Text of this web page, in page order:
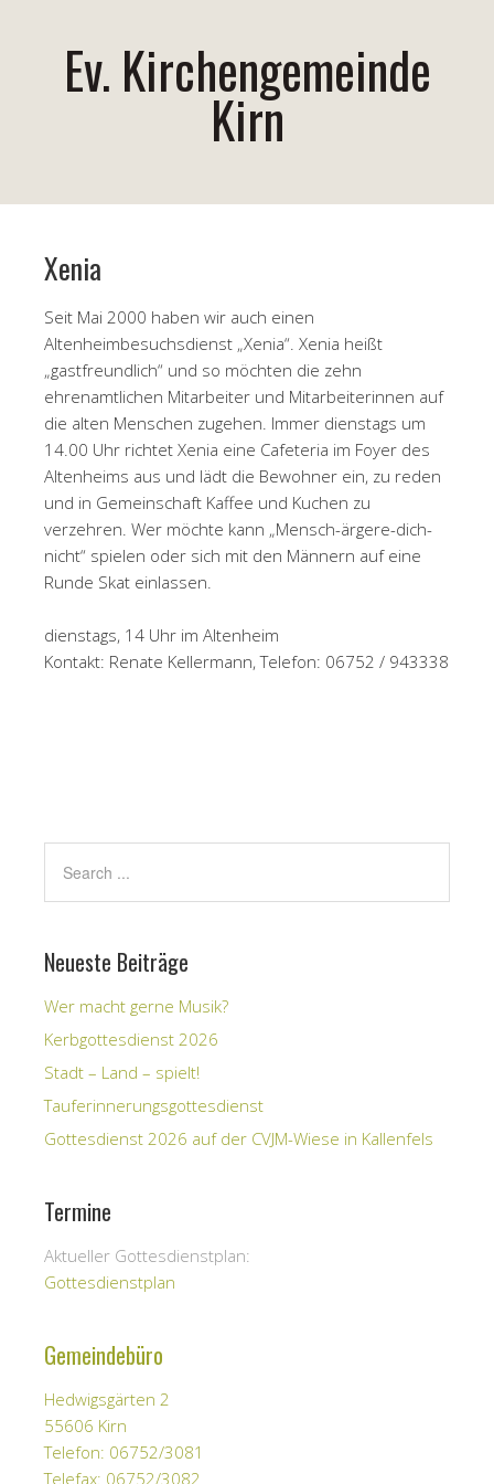
Ev. Kirchengemeinde
Kirn
Xenia
Seit Mai 2000 haben wir auch einen
Altenheimbesuchsdienst „Xenia“. Xenia heißt
„gastfreundlich“ und so möchten die zehn
ehrenamtlichen Mitarbeiter und Mitarbeiterinnen auf
die alten Menschen zugehen. Immer dienstags um
14.00 Uhr richtet Xenia eine Cafeteria im Foyer des
Altenheims aus und lädt die Bewohner ein, zu reden
und in Gemeinschaft Kaffee und Kuchen zu
verzehren. Wer möchte kann „Mensch-ärgere-dich-
nicht“ spielen oder sich mit den Männern auf eine
Runde Skat einlassen.
dienstags, 14 Uhr im Altenheim
Kontakt: Renate Kellermann, Telefon: 06752 / 943338
Neueste Beiträge
Wer macht gerne Musik?
Kerbgottesdienst 2026
Stadt – Land – spielt!
Tauferinnerungsgottesdienst
Gottesdienst 2026 auf der CVJM-Wiese in Kallenfels
Termine
Aktueller Gottesdienstplan:
Gottesdienstplan
Gemeindebüro
Hedwigsgärten 2
55606 Kirn
Telefon: 06752/3081
Telefax: 06752/3082